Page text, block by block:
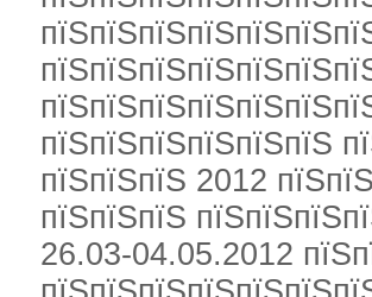
пїЅпїЅпїЅпїЅпїЅпїЅ
пїЅпїЅпїЅ 2012
пїЅпїЅпїЅ
26.03-04.05.2012